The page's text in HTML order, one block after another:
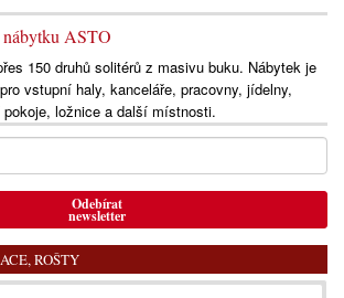
ASTO
150 druhů solitérů z masivu buku. Nábytek je
vstupní haly, kanceláře, pracovny, jídelny,
ložnice a další místnosti.
Odebírat
newsletter
ROŠTY